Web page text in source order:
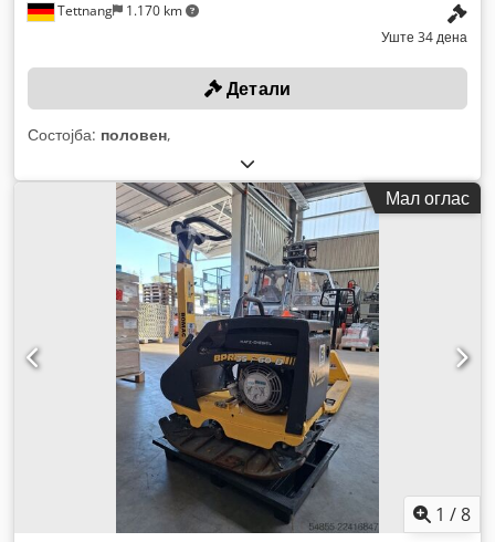
Tettnang 1.170 km
Уште 34 дена
Детали
Состојба: половен,
Мал оглас
1 /8